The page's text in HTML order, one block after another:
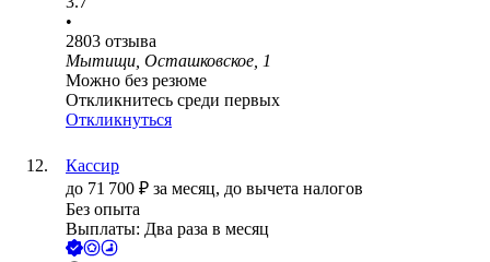
•
2803 отзыва
Мытищи, Осташковское, 1
Можно без резюме
Откликнитесь среди первых
Откликнуться
Кассир
до 71 700 ₽ за месяц, до вычета налогов
Без опыта
Выплаты: Два раза в месяц